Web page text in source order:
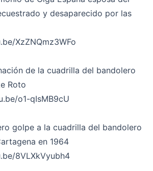
y desaparecido por las
XzZNQmz3WFo
de la cuadrilla del bandolero
Roto
o1-qIsMB9cU
golpe a la cuadrilla del bandolero
en 1964
8VLXkVyubh4